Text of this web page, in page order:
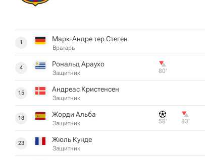
1 Марк-Андре тер Стеген
Вратарь
4 Рональд Араухо
Защитник 80‎’‎
15 Андреас Кристенсен
Защитник
18 Жорди Альба
Защитник 58‎’‎ 83‎’‎
23 Жюль Кунде
Защитник